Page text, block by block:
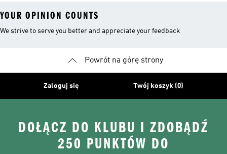
YOUR OPINION COUNTS
We strive to serve you better and appreciate your feedback
Powrót na górę strony
Zaloguj się Twój koszyk (0)
DOŁĄCZ DO KLUBU I ZDOBĄDŹ
250 PUNKTÓW DO